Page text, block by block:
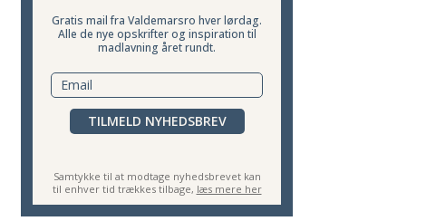
Gratis mail fra Valdemarsro hver lørdag.
Alle de nye opskrifter og inspiration til
madlavning året rundt.
TILMELD NYHEDSBREV
Samtykke til at modtage nyhedsbrevet kan
til enhver tid trækkes tilbage, læs mere her